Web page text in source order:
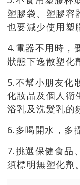
塑膠袋、塑膠容
也要減少使用塑
4.電器不用時 ，
狀態下逸散塑化
5.不幫小朋友化
化妝品及個人衛
浴乳及洗髮乳的
6.多喝開水，多
7.挑選保健食品 、
須標明無塑化劑。